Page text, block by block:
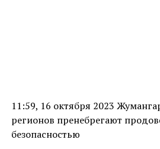
11:59, 16 октября 2023
регионов пренебрегают
безопасностью